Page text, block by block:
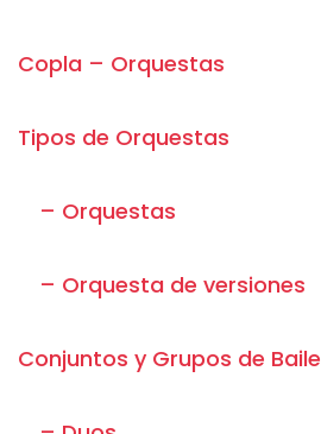
Copla – Orquestas
Tipos de Orquestas
– Orquestas
– Orquesta de versiones
Conjuntos y Grupos de Baile